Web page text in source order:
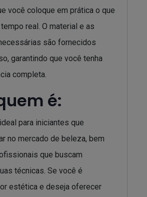
você coloque em prática o que
real. O material e as
são fornecidos
garantindo que você tenha
completa.
é:
para iniciantes que
no mercado de beleza, bem
que buscam
técnicas. Se você é
estética e deseja oferecer